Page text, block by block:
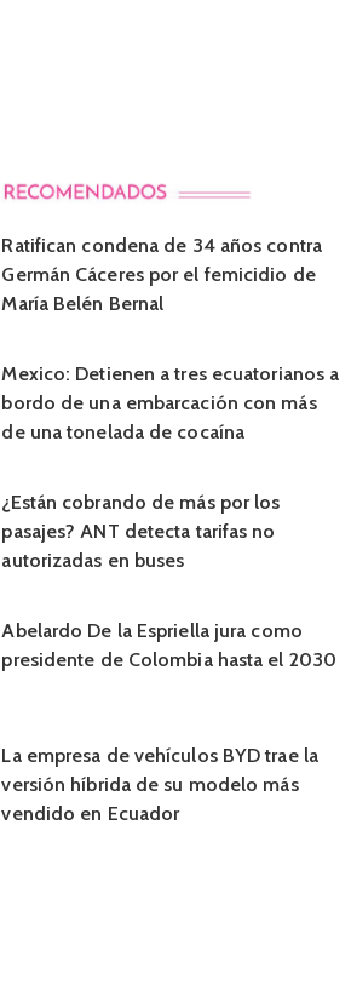
Ratifican condena de 34 años contra
Germán Cáceres por el femicidio de
María Belén Bernal
Mexico: Detienen a tres ecuatorianos a
bordo de una embarcación con más
de una tonelada de cocaína
¿Están cobrando de más por los
pasajes? ANT detecta tarifas no
autorizadas en buses
Abelardo De la Espriella jura como
presidente de Colombia hasta el 2030
La empresa de vehículos BYD trae la
versión híbrida de su modelo más
vendido en Ecuador